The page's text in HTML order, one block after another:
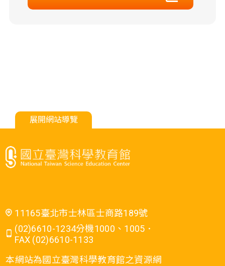
展開網站導覽
11165臺北市士林區士商路189號
(02)6610-1234分機1000、1005．
FAX (02)6610-1133
本網站為國立臺灣科學教育館之資源網